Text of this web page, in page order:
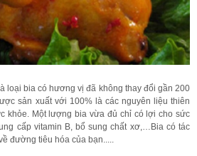
là loại bia có hương vị đã không thay đổi gần 200
sản xuất với 100% là các nguyên liệu thiên
khỏe. Một lượng bia vừa đủ chỉ có lợi cho sức
cấp vitamin B, bổ sung chất xơ,…Bia có tác
đường tiêu hóa của bạn.....